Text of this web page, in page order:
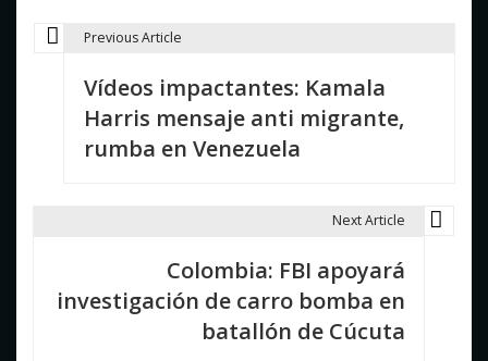
N
Previous Article
Vídeos impactantes: Kamala
Harris mensaje anti migrante,
rumba en Venezuela
Next Article
Colombia: FBI apoyará
investigación de carro bomba en
batallón de Cúcuta